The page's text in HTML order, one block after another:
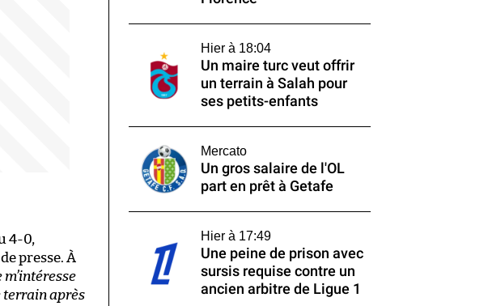
4-0,
presse. À
terrain après
Hier à 18:04
Un maire turc veut offrir
un terrain à Salah pour
ses petits-enfants
Mercato
Un gros salaire de l'OL
part en prêt à Getafe
Hier à 17:49
Une peine de prison avec
sursis requise contre un
ancien arbitre de Ligue 1